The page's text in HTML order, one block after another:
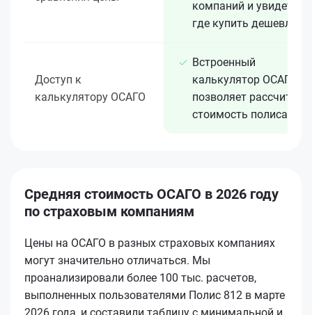
компаний и увидеть,
где купить дешевле
Доступ к
калькулятору ОСАГО
Встроенный
калькулятор ОСАГО
позволяет рассчитать
стоимость полиса
Средняя стоимость ОСАГО в 2026 году
по страховым компаниям
Цены на ОСАГО в разных страховых компаниях
могут значительно отличаться. Мы
проанализировали более 100 тыс. расчетов,
выполненных пользователями Полис 812 в марте